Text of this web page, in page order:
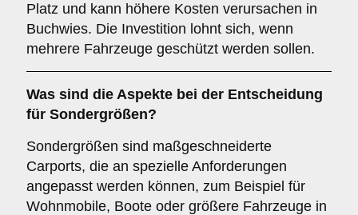
Platz und kann höhere Kosten verursachen in
Buchwies. Die Investition lohnt sich, wenn
mehrere Fahrzeuge geschützt werden sollen.
Was sind die Aspekte bei der Entscheidung
für Sondergrößen?
Sondergrößen sind maßgeschneiderte
Carports, die an spezielle Anforderungen
angepasst werden können, zum Beispiel für
Wohnmobile, Boote oder größere Fahrzeuge in